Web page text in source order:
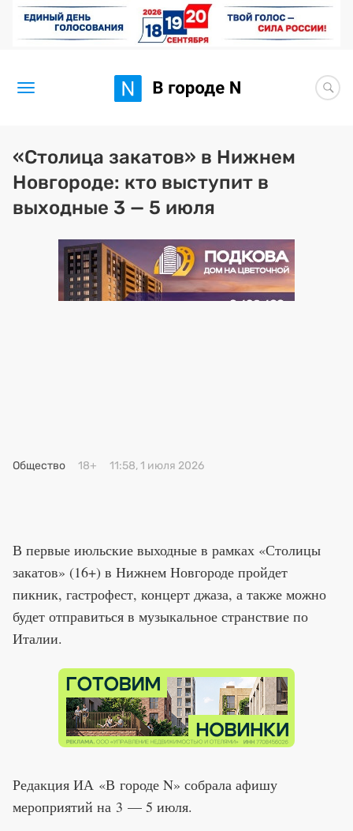
Новости
Статьи
Здоровье
BORЩ
Искусство исцелять
«Столица закатов» в Нижнем
Новгороде: кто выступит в
выходные 3 — 5 июля
Общество 18+ 11:58, 1 июля 2026
В первые июльские выходные в рамках «Столицы
закатов» (16+) в Нижнем Новгороде пройдет
пикник, гастрофест, концерт джаза, а также можно
будет отправиться в музыкальное странствие по
Италии.
Редакция ИА «В городе N» собрала афишу
мероприятий на 3 — 5 июля.